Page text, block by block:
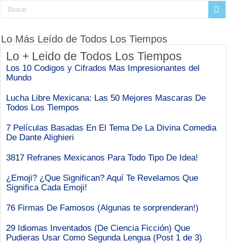
Lo Más Leído de Todos Los Tiempos
Lo + Leido de Todos Los Tiempos
Los 10 Codigos y Cifrados Mas Impresionantes del
Mundo
Lucha Libre Mexicana: Las 50 Mejores Mascaras De
Todos Los Tiempos
7 Películas Basadas En El Tema De La Divina Comedia
De Dante Alighieri
3817 Refranes Mexicanos Para Todo Tipo De Idea!
¿Emoji? ¿Que Significan? Aquí Te Revelamos Que
Significa Cada Emoji!
76 Firmas De Famosos (Algunas te sorprenderan!)
29 Idiomas Inventados (De Ciencia Ficción) Que
Pudieras Usar Como Segunda Lengua (Post 1 de 3)